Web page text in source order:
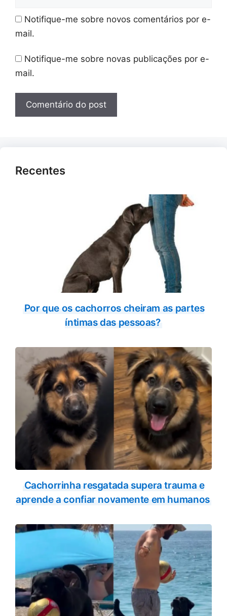
Notifique-me sobre novos comentários por e-
mail.
Notifique-me sobre novas publicações por e-
mail.
Recentes
Por que os cachorros cheiram as partes
íntimas das pessoas?
Cachorrinha resgatada supera trauma e
aprende a confiar novamente em humanos